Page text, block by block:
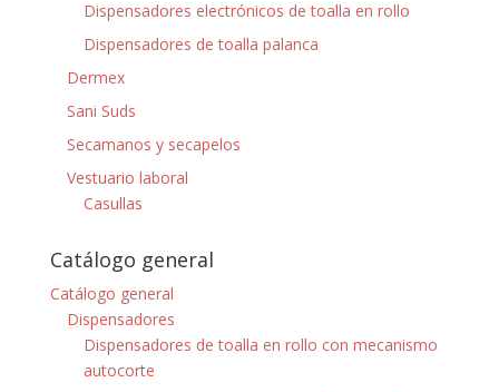
Dispensadores electrónicos de toalla en rollo
Dispensadores de toalla palanca
Dermex
Sani Suds
Secamanos y secapelos
Vestuario laboral
Casullas
Catálogo general
Catálogo general
Dispensadores
Dispensadores de toalla en rollo con mecanismo
autocorte